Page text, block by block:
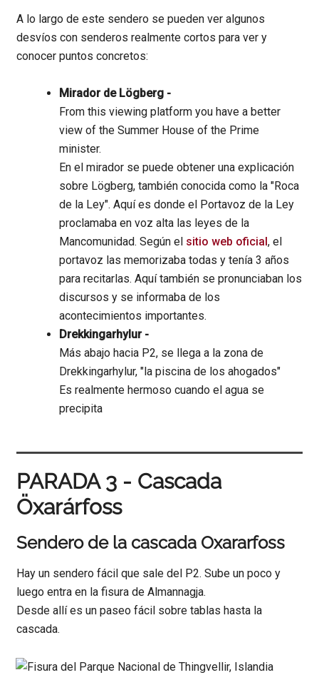
A lo largo de este sendero se pueden ver algunos
desvíos con senderos realmente cortos para ver y
conocer puntos concretos:
Mirador de Lögberg -
From this viewing platform you have a better
view of the Summer House of the Prime
minister.
En el mirador se puede obtener una explicación
sobre Lögberg, también conocida como la "Roca
de la Ley". Aquí es donde el Portavoz de la Ley
proclamaba en voz alta las leyes de la
Mancomunidad. Según el sitio web oficial, el
portavoz las memorizaba todas y tenía 3 años
para recitarlas. Aquí también se pronunciaban los
discursos y se informaba de los
acontecimientos importantes.
Drekkingarhylur -
Más abajo hacia P2, se llega a la zona de
Drekkingarhylur, "la piscina de los ahogados"
Es realmente hermoso cuando el agua se
precipita
PARADA 3 - Cascada
Öxarárfoss
Sendero de la cascada Oxararfoss
Hay un sendero fácil que sale del P2. Sube un poco y
luego entra en la fisura de Almannagja.
Desde allí es un paseo fácil sobre tablas hasta la
cascada.